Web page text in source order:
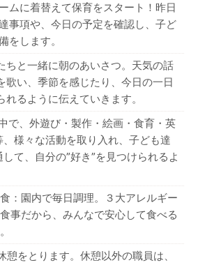
ムに着替えて保育をスタート！昨日
事項や、今日の予定を確認し、子ど
をします。
ちと一緒に朝のあいさつ。天気の話
歌い、季節を感じたり、今日の一日
れるように伝えていきます。
で、外遊び・製作・絵画・食育・英
様々な活動を取り入れ、子ども達
て、自分の”好き”を見つけられるよ
：園内で毎日調理。３大アレルギー
事だから、みんなで安心して食べる
憩をとります。休憩以外の職員は、